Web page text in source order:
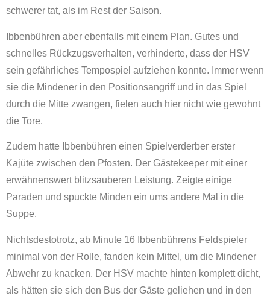
schwerer tat, als im Rest der Saison.
Ibbenbühren aber ebenfalls mit einem Plan. Gutes und
schnelles Rückzugsverhalten, verhinderte, dass der HSV
sein gefährliches Tempospiel aufziehen konnte. Immer wenn
sie die Mindener in den Positionsangriff und in das Spiel
durch die Mitte zwangen, fielen auch hier nicht wie gewohnt
die Tore.
Zudem hatte Ibbenbühren einen Spielverderber erster
Kajüte zwischen den Pfosten. Der Gästekeeper mit einer
erwähnenswert blitzsauberen Leistung. Zeigte einige
Paraden und spuckte Minden ein ums andere Mal in die
Suppe.
Nichtsdestotrotz, ab Minute 16 Ibbenbührens Feldspieler
minimal von der Rolle, fanden kein Mittel, um die Mindener
Abwehr zu knacken. Der HSV machte hinten komplett dicht,
als hätten sie sich den Bus der Gäste geliehen und in den